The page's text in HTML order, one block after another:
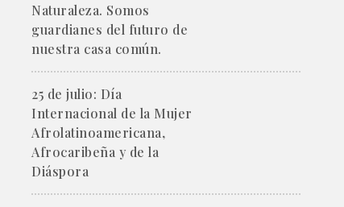
Naturaleza. Somos
guardianes del futuro de
nuestra casa común.
25 de julio: Día
Internacional de la Mujer
Afrolatinoamericana,
Afrocaribeña y de la
Diáspora